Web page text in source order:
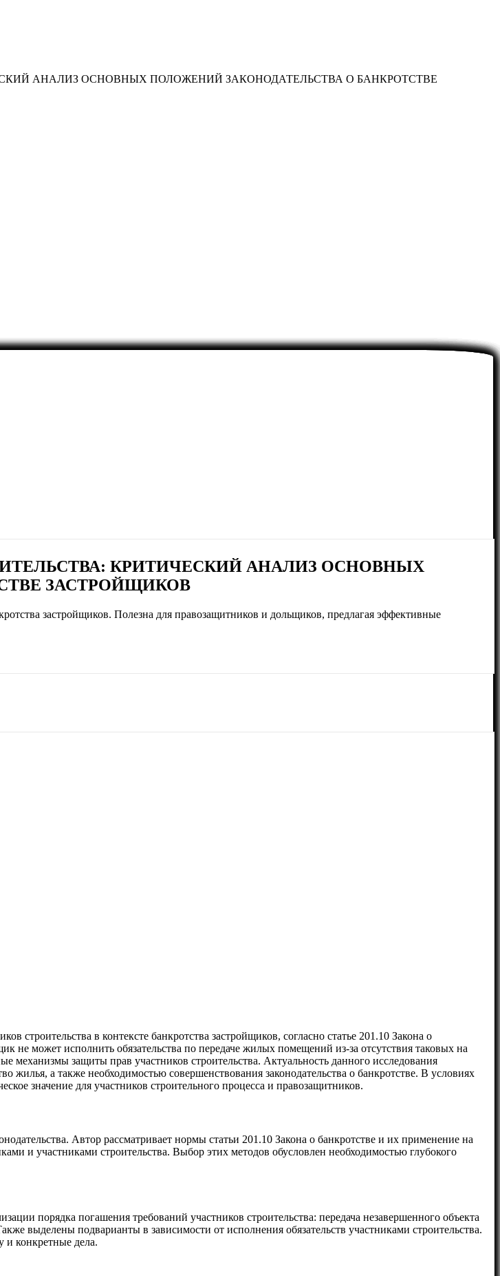
АНАЛИЗ ОСНОВНЫХ ПОЛОЖЕНИЙ ЗАКОНОДАТЕЛЬСТВА О БАНКРОТСТВЕ
КРИТИЧЕСКИЙ АНАЛИЗ ОСНОВНЫХ
ЗАСТРОЙЩИКОВ
застройщиков. Полезна для правозащитников и дольщиков, предлагая эффективные
строительства в контексте банкротства застройщиков, согласно статье 201.10 Закона о
не может исполнить обязательства по передаче жилых помещений из-за отсутствия таковых на
механизмы защиты прав участников строительства. Актуальность данного исследования
жилья, а также необходимостью совершенствования законодательства о банкротстве. В условиях
значение для участников строительного процесса и правозащитников.
Автор рассматривает нормы статьи 201.10 Закона о банкротстве и их применение на
и участниками строительства. Выбор этих методов обусловлен необходимостью глубокого
порядка погашения требований участников строительства: передача незавершенного объекта
выделены подварианты в зависимости от исполнения обязательств участниками строительства.
и конкретные дела.